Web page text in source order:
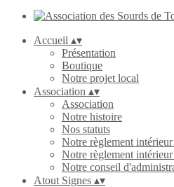
Accueil ▴▾
Présentation
Boutique
Notre projet local
Association ▴▾
Association
Notre histoire
Nos statuts
Notre règlement intérieur
Notre règlement
Notre conseil
Atout Signes ▴▾